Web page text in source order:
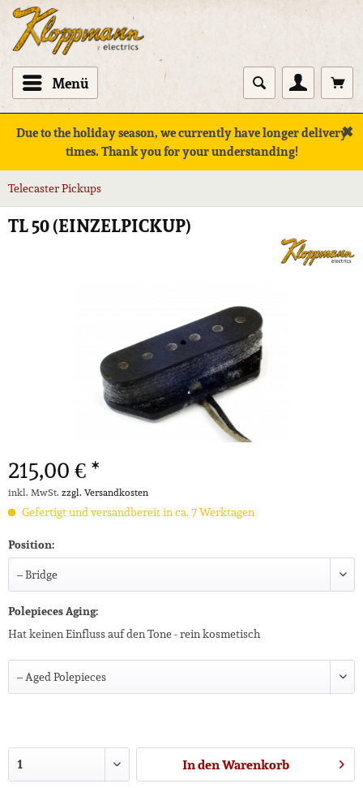
Menü
Due to the holiday season, we currently have longer delivery
times. Thank you for your understanding!
✖
Telecaster Pickups
TL 50 (EINZELPICKUP)
215,00 € *
inkl. MwSt. zzgl. Versandkosten
Gefertigt und versandbereit in ca. 7 Werktagen
Position:
Polepieces Aging:
Hat keinen Einfluss auf den Tone - rein kosmetisch
In denWarenkorb